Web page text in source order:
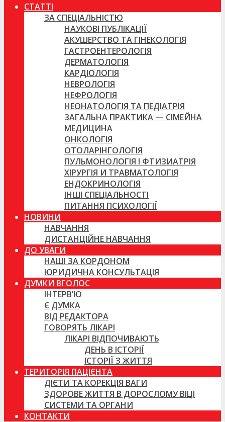
СТАТТІ
ЗА СПЕЦІАЛЬНІСТЮ
НАУКОВІ ПУБЛІКАЦІЇ
АКУШЕРСТВО ТА ГІНЕКОЛОГІЯ
ГАСТРОЕНТЕРОЛОГІЯ
ДЕРМАТОЛОГІЯ
КАРДІОЛОГІЯ
НЕВРОЛОГІЯ
НЕФРОЛОГІЯ
НЕОНАТОЛОГІЯ ТА ПЕДІАТРІЯ
ЗАГАЛЬНА ПРАКТИКА — СІМЕЙНА
МЕДИЦИНА
ОНКОЛОГІЯ
ОТОЛАРІНГОЛОГІЯ
ПУЛЬМОНОЛОГІЯ І ФТИЗИАТРІЯ
ХІРУРГІЯ И ТРАВМАТОЛОГІЯ
ЕНДОКРИНОЛОГІЯ
ІНШІ СПЕЦІАЛЬНОСТІ
ПИТАННЯ ПСИХОЛОГІЇ
НОВИНИ
НАВЧАННЯ
ДИСТАНЦІЙНЕ НАВЧАННЯ
ДО УВАГИ
НАШІ ЗА КОРДОНОМ
ЮРИДИЧНА КОНСУЛЬТАЦІЯ
ДУМКИ ВГОЛОС
ІНТЕРВ’Ю
Є ДУМКА
ВІД РЕДАКТОРА
ГОВОРЯТЬ ЛІКАРІ
ЛІКАРІ ВІДПОЧИВАЮТЬ
ДЕНЬ В ІСТОРІЇ
ІСТОРІЇ З ЖИТТЯ
ТЕРИТОРІЯ ПАЦІЄНТА
ДІЄТИ ТА КОРЕКЦІЯ ВАГИ
ЗДОРОВЕ ЖИТТЯ В ДОРОСЛОМУ ВІЦІ
СИСТЕМИ ТА ОРГАНИ
КОНТАКТИ